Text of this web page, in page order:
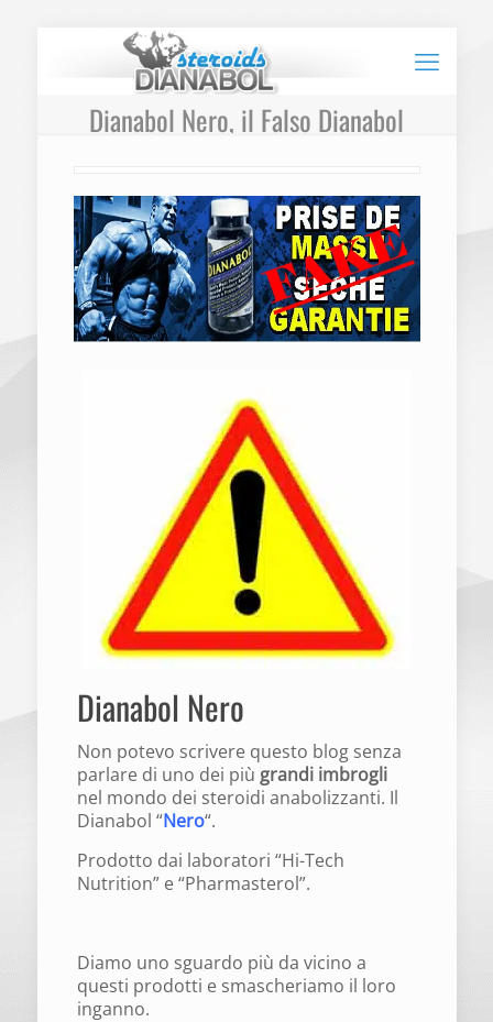
Dianabol Nero, il Falso Dianabol
Dianabol Nero
Non potevo scrivere questo blog senza
parlare di uno dei più grandi imbrogli
nel mondo dei steroidi anabolizzanti. Il
Dianabol “Nero“.
Prodotto dai laboratori “Hi-Tech
Nutrition” e “Pharmasterol”.
Diamo uno sguardo più da vicino a
questi prodotti e smascheriamo il loro
inganno.